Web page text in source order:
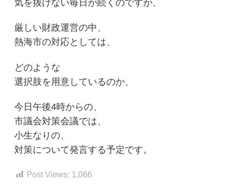
気を抜けない毎日が続くのですが、
厳しい財政運営の中、
熱海市の対応としては、
どのような
選択肢を用意しているのか、
今日午後4時からの、
市議会対策会議では、
小生なりの、
対策について発言する予定です。
Post Views: 1,066